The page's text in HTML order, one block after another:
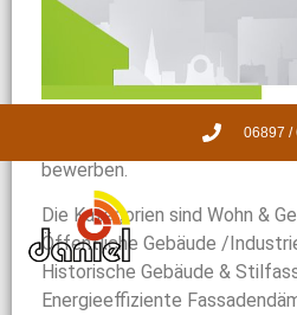
06897 /
Planer und Bauherren mit
bewerben.
Die Kategorien sind Wohn &
Öffentliche Gebäude /
Historische Gebäude &
Energieeffiziente